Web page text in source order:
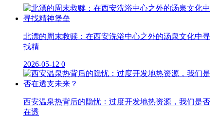
北漂的周末救赎：在西安洗浴中心之外的汤泉文化中寻
找精
2026-05-12 0
西安温泉热背后的隐忧：过度开发地热资源，我们是否
在透